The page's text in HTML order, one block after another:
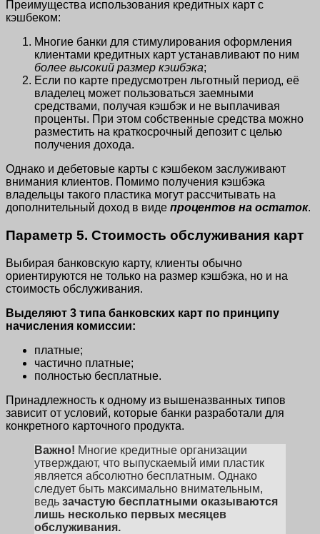
Преимущества использования кредитных карт с
кэшбеком:
Многие банки для стимулирования оформления
клиентами кредитных карт устанавливают по ним
более высокий размер кэшбэка;
Если по карте предусмотрен льготный период, её
владелец может пользоваться заемными
средствами, получая кэшбэк и не выплачивая
проценты. При этом собственные средства можно
разместить на краткосрочный депозит с целью
получения дохода.
Однако и дебетовые карты с кэшбеком заслуживают
внимания клиентов. Помимо получения кэшбэка
владельцы такого пластика могут рассчитывать на
дополнительный доход в виде процентов на остаток.
Параметр 5. Стоимость обслуживания карт
Выбирая банковскую карту, клиенты обычно
ориентируются не только на размер кэшбэка, но и на
стоимость обслуживания.
Выделяют 3 типа банковских карт по принципу
начисления комиссии:
платные;
частично платные;
полностью бесплатные.
Принадлежность к одному из вышеназванных типов
зависит от условий, которые банки разработали для
конкретного карточного продукта.
Важно! Многие кредитные организации
утверждают, что выпускаемый ими пластик
является абсолютно бесплатным. Однако
следует быть максимально внимательным,
ведь зачастую бесплатными оказываются
лишь несколько первых месяцев
обслуживания.